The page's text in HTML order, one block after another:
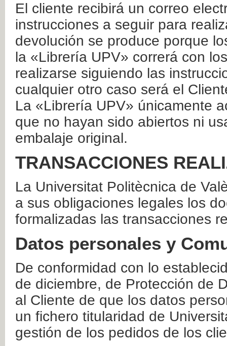
El cliente recibirá un correo
instrucciones a seguir para
devolución se produce porque
la «Librería UPV» correrá con
realizarse siguiendo las
cualquier otro caso será el
La «Librería UPV» únicamente
que no hayan sido abiertos ni
embalaje original.
TRANSACCIONES
La Universitat Politècnica de
a sus obligaciones legales los
formalizadas las transacciones
Datos personales y
De conformidad con lo
de diciembre, de Protección de
al Cliente de que los datos
un fichero titularidad de
gestión de los pedidos de los